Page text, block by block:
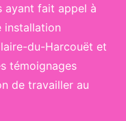
ayant fait appel à
installation
du-Harcouët et
témoignages
de travailler au